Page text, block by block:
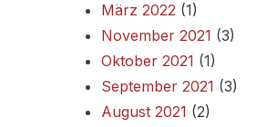
März 2022 (1)
November 2021 (3)
Oktober 2021 (1)
September 2021 (3)
August 2021 (2)